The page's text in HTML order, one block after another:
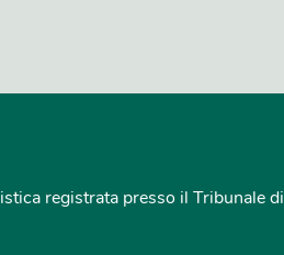
registrata presso il Tribunale di